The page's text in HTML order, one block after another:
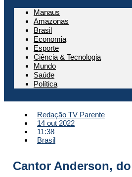
Manaus
Amazonas
Brasil
Economia
Esporte
Ciência & Tecnologia
Mundo
Saúde
Política
Redação TV Parente
14 out 2022
11:38
Brasil
Cantor Anderson,